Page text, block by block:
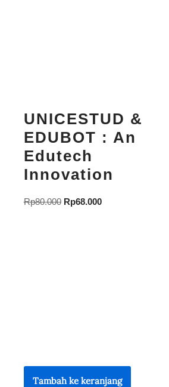
UNICESTUD &
EDUBOT : An
Edutech
Innovation
Rp80.000 Rp68.000
Tambah ke keranjang